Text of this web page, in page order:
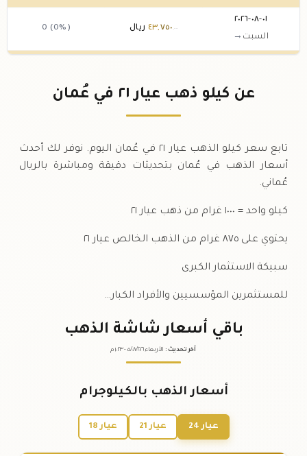
٠١-٠٨-٢٠٢٦
السبت →
٤٣,٧٥٠ .٠٠ ريال 0 (0%)
٤٤,٦٢٥.٠٠ ريال
عن كيلو ذهب عيار ٢١ في عُمان
تابع سعر كيلو الذهب عيار ٢١ في عُمان اليوم. نوفر لك أحدث
أسعار الذهب في عُمان بتحديثات دقيقة ومباشرة بالريال
عُماني.
كيلو واحد = ١٠٠٠ غرام من ذهب عيار ٢١
يحتوي على ٨٧٥ غرام من الذهب الخالص عيار ٢١
سبيكة الاستثمار الكبرى
للمستثمرين المؤسسيين والأفراد الكبار…
باقي أسعار شاشة الذهب
آخر تحديث : الأربعاء ٠٥ /٠٨/٢٠٢٦ - ١٠:٢٣ م
أسعار الذهب بالكيلوجرام
عيار 24 عيار 21 عيار 18